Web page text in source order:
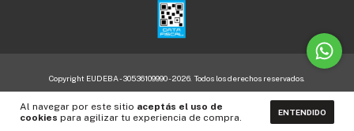
Al navegar por este sitio aceptás el uso de
cookies para agilizar tu experiencia de compra. ENTENDIDO
Copyright EUDEBA - 30536109990 - 2026. Todos los derechos reservados.
ingresá acá.
Botón de arrepentimiento